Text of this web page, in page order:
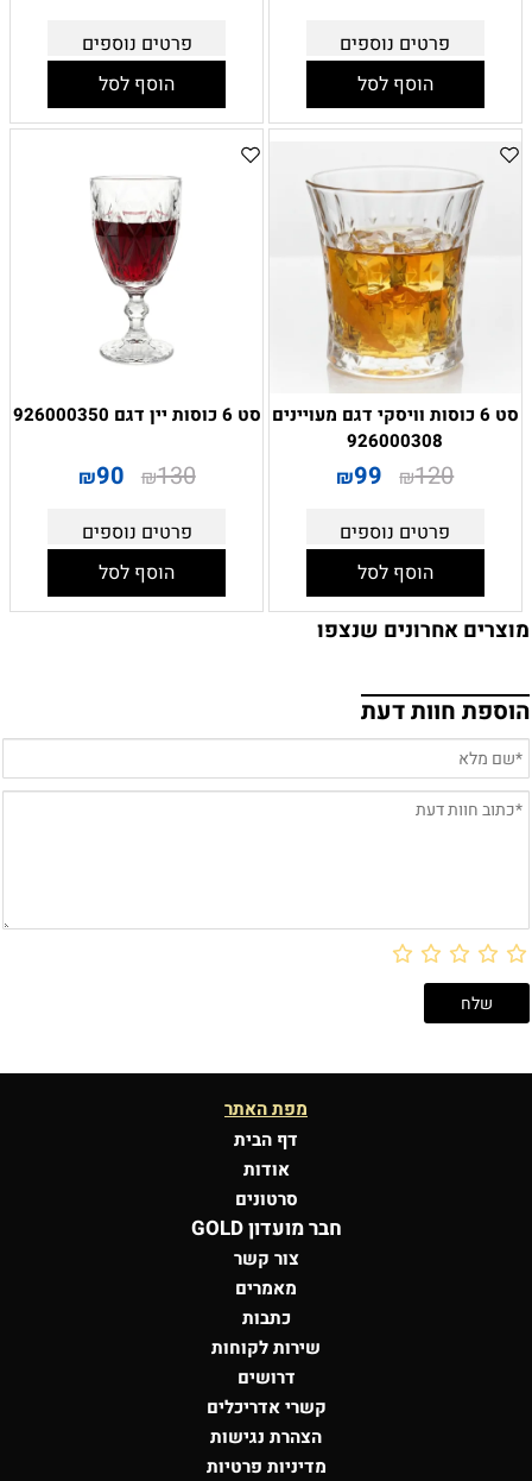
פרטים נוספים
הוסף לסל
פרטים נוספים
הוסף לסל
סט 6 כוסות וויסקי דגם מעויינים
926000308
₪120
₪99
פרטים נוספים
הוסף לסל
סט 6 כוסות יין דגם 926000350
₪130
₪90
פרטים נוספים
הוסף לסל
מוצרים אחרונים שנצפו
הוספת חוות דעת
מפת האתר
דף הבית
אודות
סרטונים
חבר מועדון GOLD
צור קשר
מאמרים
כתבות
שירות לקוחות
דרושים
קשרי אדריכלים
הצהרת נגישות
מדיניות פרטיות